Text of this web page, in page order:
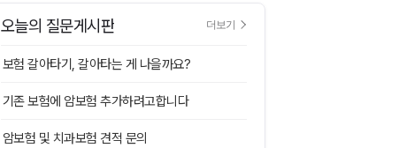
오늘의 질문게시판 더보기
보험 갈아타기, 갈아타는 게 나을까요?
기존 보험에 암보험 추가하려고합니다
암보험 및 치과보험 견적 문의